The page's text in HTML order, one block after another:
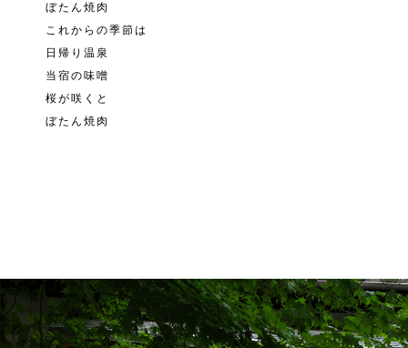
ぼたん焼肉
これからの季節は
日帰り温泉
当宿の味噌
桜が咲くと
ぼたん焼肉